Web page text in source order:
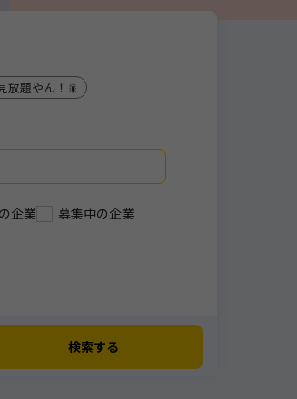
放題やん！🎇
企業
募集中の企業
検索する